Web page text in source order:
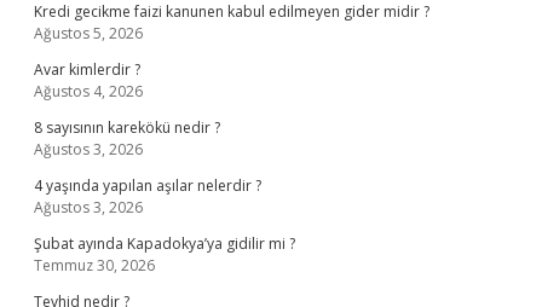
Kredi gecikme faizi kanunen kabul edilmeyen gider midir ?
Ağustos 5, 2026
Avar kimlerdir ?
Ağustos 4, 2026
8 sayısının karekökü nedir ?
Ağustos 3, 2026
4 yaşında yapılan aşılar nelerdir ?
Ağustos 3, 2026
Şubat ayında Kapadokya’ya gidilir mi ?
Temmuz 30, 2026
Tevhid nedir ?